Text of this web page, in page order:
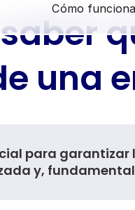
Cómo funciona
una
para
y,